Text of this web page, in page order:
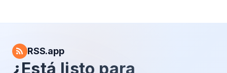
RSS.app
¿Está listo para